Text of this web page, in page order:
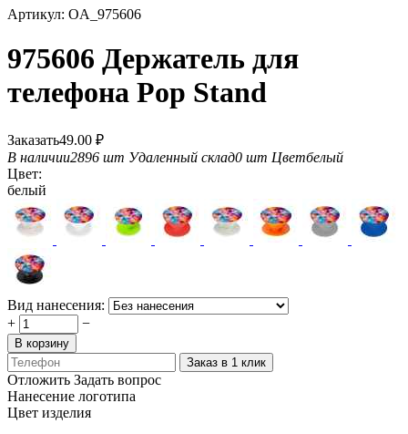
Артикул: OA_975606
975606 Держатель для
телефона Pop Stand
Заказать49.00 ₽
В наличии2896 шт Удаленный склад0 шт Цветбелый
Цвет:
белый
Вид нанесения:
+
−
В корзину
Заказ в 1 клик
Отложить Задать вопрос
Нанесение логотипа
Цвет изделия